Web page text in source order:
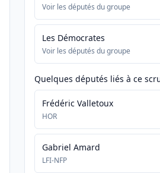
Voir les députés du groupe
Les Démocrates
Voir les députés du groupe
Quelques députés liés à ce
Frédéric Valletoux
HOR
Gabriel Amard
LFI-NFP